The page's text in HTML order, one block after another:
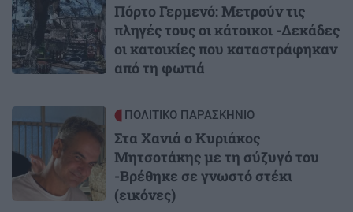
Πόρτο Γερμενό: Μετρούν τις
πληγές τους οι κάτοικοι -Δεκάδες
οι κατοικίες που καταστράφηκαν
από τη φωτιά
ΠΟΛΙΤΙΚΟ ΠΑΡΑΣΚΗΝΙΟ
Στα Χανιά ο Κυριάκος
Μητσοτάκης με τη σύζυγό του
-Βρέθηκε σε γνωστό στέκι
(εικόνες)